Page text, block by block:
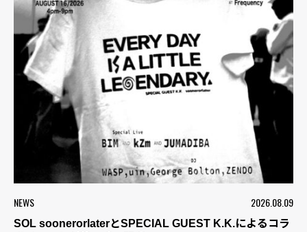
NEWS 2026.08.09
SOL soonerorlaterとSPECIAL GUEST K.K.によるコラ